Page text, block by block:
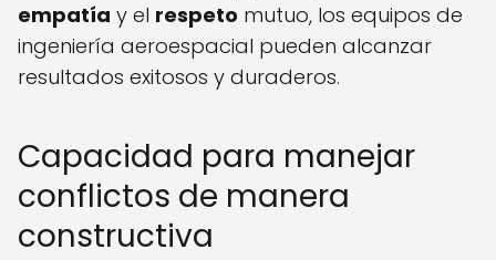
empatía y el respeto mutuo, los equipos de
ingeniería aeroespacial pueden alcanzar
resultados exitosos y duraderos.
Capacidad para manejar
conflictos de manera
constructiva